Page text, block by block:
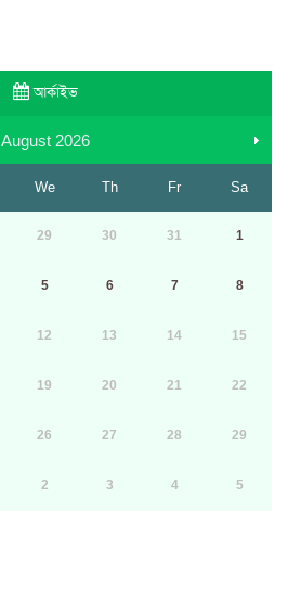
আর্কাইভ
August 2026
We Th Fr Sa
29 30 31 1
5 6 7 8
12 13 14 15
19 20 21 22
26 27 28 29
2 3 4 5